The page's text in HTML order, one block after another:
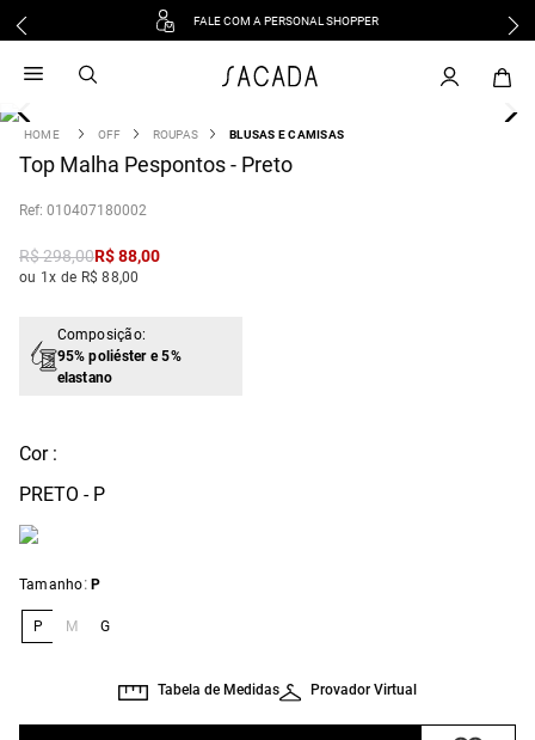
FALE COM A PERSONAL SHOPPER
OFF ROUPAS BLUSAS E CAMISAS
Top Malha Pespontos - Preto
: 010407180002
R$298,00R$88,00
ou 1x de R$ 88,00
Composição:
95% poliéster e 5%
elastano
Cor :
PRETO - P
Tamanho: P
P M G
Provador Virtual
Tabela de Medidas
vestido
3 º blusa
º tricot
º macacão
jeans
º vestido curto